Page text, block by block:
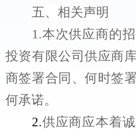
五、 相关声明
1.本次供应商的
投资有限公司供应商
商签署合同、何时签
何承诺。
2.供应商应本着